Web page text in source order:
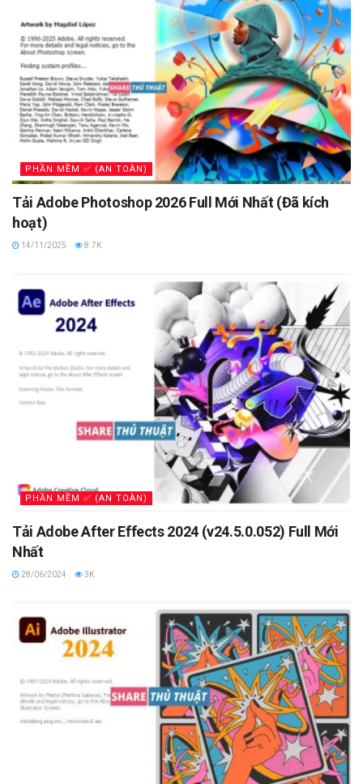
PHẦN MỀM ✅ (AN TOÀN)
Tải Adobe Photoshop 2026 Full Mới Nhất (Đã kích
hoạt)
14/11/2025 8.7K
PHẦN MỀM ✅ (AN TOÀN)
Tải Adobe After Effects 2024 (v24.5.0.052) Full Mới
Nhất
28/06/2024 3K